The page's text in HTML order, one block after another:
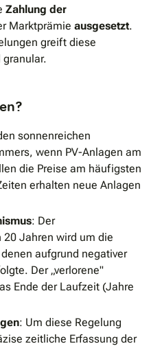
Zahlung der
Marktprämie ausgesetzt.
greift diese
sonnenreichen
wenn PV-Anlagen am
die Preise am häufigsten
erhalten neue Anlagen
: Der
Jahren wird um die
aufgrund negativer
Der „verlorene"
Ende der Laufzeit (Jahre
: Um diese Regelung
zeitliche Erfassung der